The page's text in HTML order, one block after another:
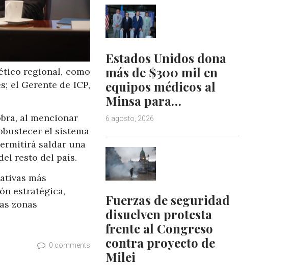
regional, como
el Gerente de ICP,
al mencionar
el sistema
saldar una
resto del país.
más
estratégica,
zonas
0 comments
Estados Unidos dona
más de $300 mil en
equipos médicos al
Minsa para…
6 agosto, 2026
Fuerzas de seguridad
disuelven protesta
frente al Congreso
contra proyecto de
Milei